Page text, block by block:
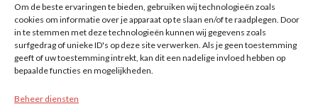
Om de beste ervaringen te bieden, gebruiken wij technologieën zoals
cookies om informatie over je apparaat op te slaan en/of te raadplegen. Door
in te stemmen met deze technologieën kunnen wij gegevens zoals
surfgedrag of unieke ID's op deze site verwerken. Als je geen toestemming
geeft of uw toestemming intrekt, kan dit een nadelige invloed hebben op
bepaalde functies en mogelijkheden.
Beheer diensten
Nieuwe Herengracht 18
1018 DP Amsterdam
t: 020 5353 700
e: info@protestantsamsterdam.nl
Protestantse Diaconie Amsterdam